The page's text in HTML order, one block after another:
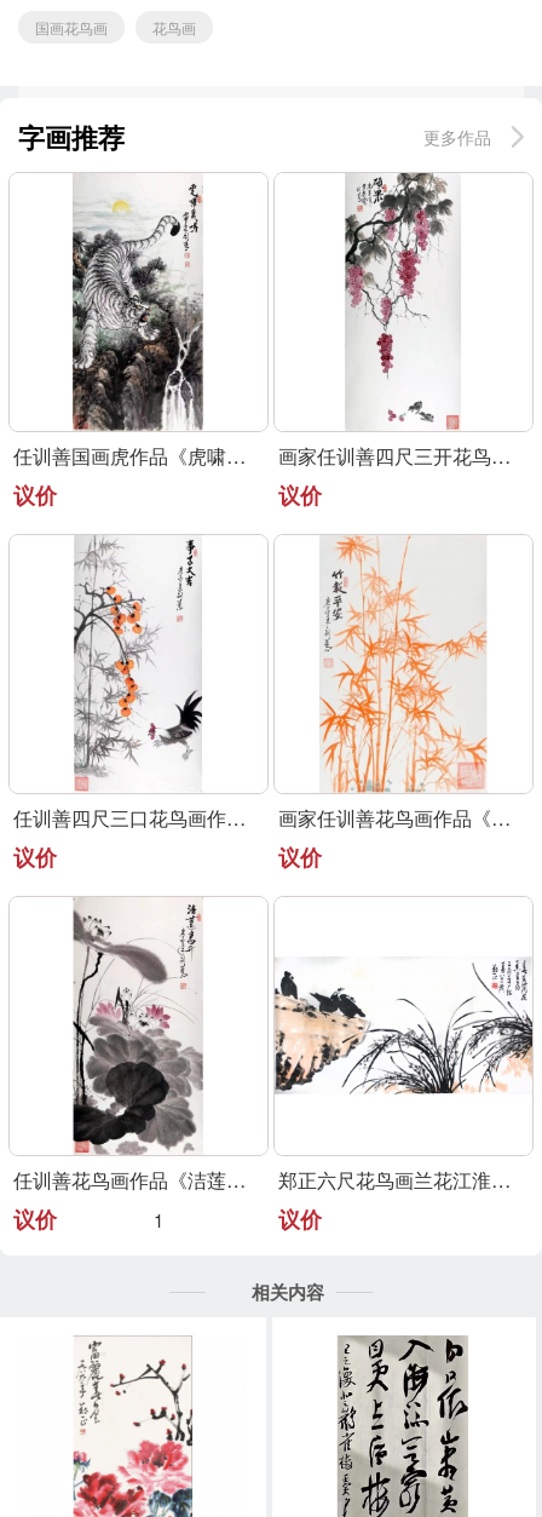
国画花鸟画 花鸟画
字画推荐 更多作品
任训善国画虎作品《虎啸泉鸣》四尺整张真迹
议价
画家任训善四尺三开花鸟画作品《硕果》
议价
任训善四尺三口花鸟画作品《事事大吉》
议价
画家任训善花鸟画作品《竹报平安》
议价
任训善花鸟画作品《洁莲高升》
议价 1
郑正六尺花鸟画兰花江淮大写意代表
议价
相关内容